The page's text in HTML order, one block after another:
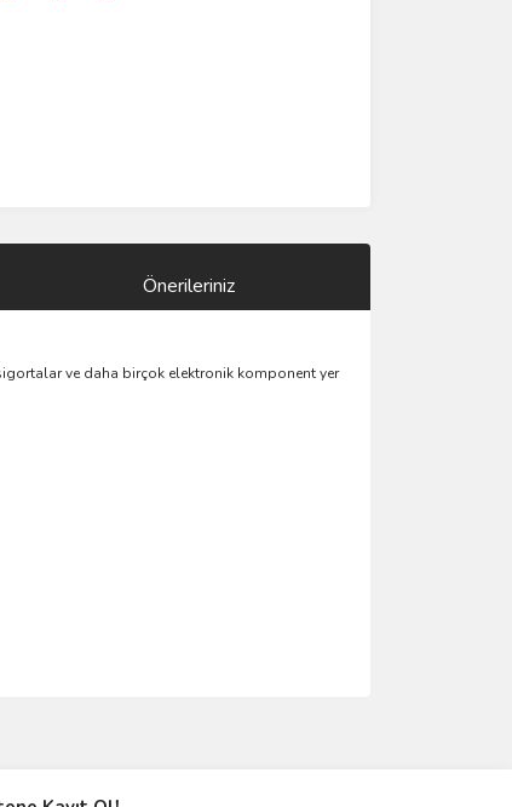
Önerileriniz
ve daha birçok elektronik komponent yer